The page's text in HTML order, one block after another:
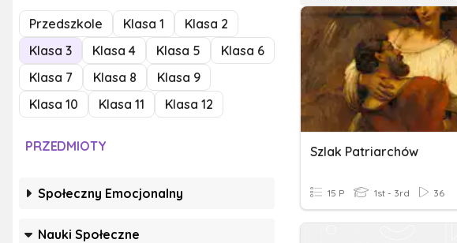
Przedszkole Klasa 1
Klasa 2
Klasa 3
Klasa 4 Klasa 5
Klasa 6
Klasa 7
Klasa 8
Klasa 9
Klasa 10
Klasa 11 Klasa 12
PRZEDMIOTY
Społeczny Emocjonalny
Nauki Społeczne
Szlak Patriarchów
15 P 1st - 3rd 36